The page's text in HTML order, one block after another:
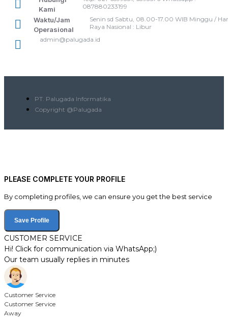
Kami
087880233199
Waktu/Jam
Operasional
Senin sd Sabtu, 08.00-17.00 WIB Minggu /
Raya Nasional : Libur
admin@palugada.id
PT. Palugada Informatika
Copyright @Palugada
PLEASE COMPLETE YOUR PROFILE
By completing profiles, we can ensure you get the best service
Save Profile
CUSTOMER SERVICE
Hi! Click for communication via WhatsApp;)
Our team usually replies in minutes
Customer Service
Customer Service
Away